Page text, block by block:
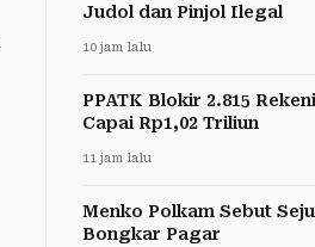
Judol dan Pinjol Ilegal
10 jam lalu
PPATK Blokir 2.815
Capai Rp1,02 Triliun
11 jam lalu
Menko Polkam Sebut
Bongkar Pagar